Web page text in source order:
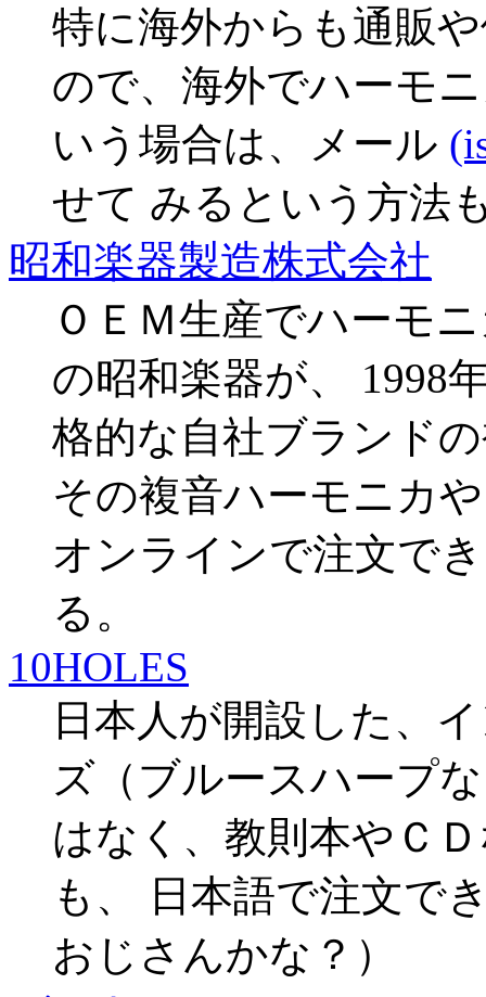
特に海外からも通販
ので、海外でハーモ
いう場合は、メール
せて みるという方法
昭和楽器製造株式会社
ＯＥＭ生産でハーモ
の昭和楽器が、 1998
格的な自社ブランド
その複音ハーモニカ
オンラインで注文で
る。
10HOLES
日本人が開設した、
ズ（ブルースハープ
はなく、教則本やＣ
も、 日本語で注文で
おじさんかな？）